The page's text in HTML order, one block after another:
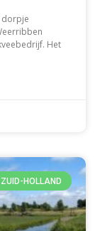
dorpje
Het
ZUID-HOLLAND